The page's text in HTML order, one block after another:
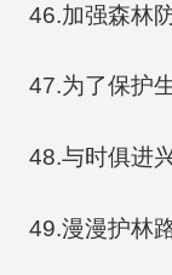
46.加强森林
47.为了保护
48.与时俱进
49.漫漫护林